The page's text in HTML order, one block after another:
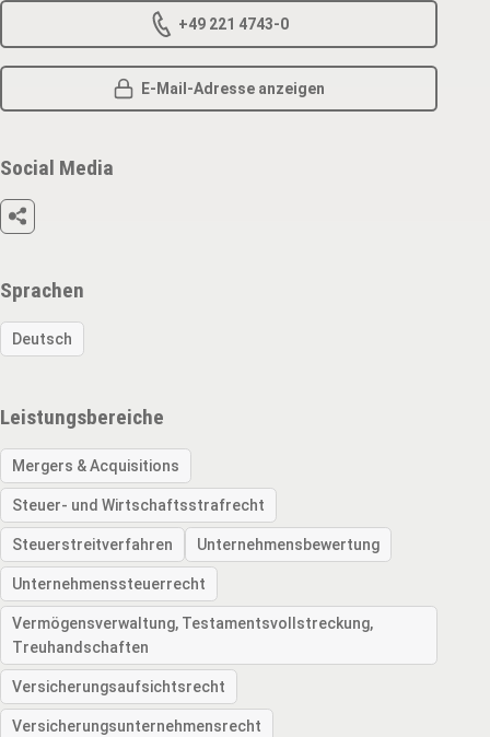
+49 221 4743-0
E-Mail-Adresse anzeigen
Social Media
Sprachen
Deutsch
Leistungsbereiche
Mergers & Acquisitions
Steuer- und Wirtschafts­strafrecht
Steuerstreitverfahren Unternehmens­bewertung
Unternehmenssteuerrecht
Vermögens­verwaltung, Testaments­vollstreckung,
Treuhand­schaften
Versicherungs­aufsichtsrecht
Versicherungs­unternehmensrecht